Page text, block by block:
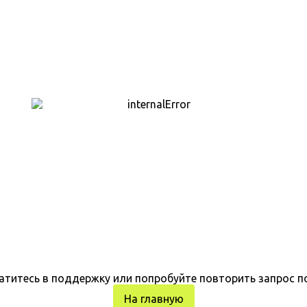
в поддержку или попробуйте повторить запрос
На главную